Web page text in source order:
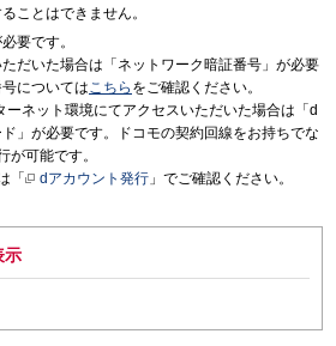
ことはできません。
要です。
だいた場合は「ネットワーク暗証番号」が必要
についてはこちら をご確認ください。
ネット環境にてアクセスいただいた場合は「d
」が必要です。ドコモの契約回線をお持ちでな
が可能です。
「
dアカウント発行 」でご確認ください。
示